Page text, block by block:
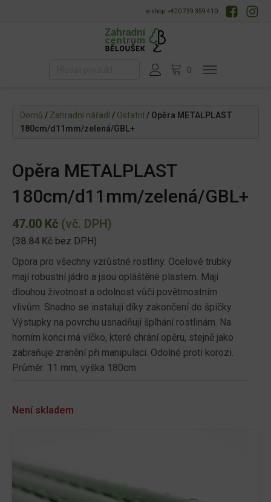
e-shop: +420 739 359 410
Domů / Zahradní nářadí/ Ostatní/ Opěra METALPLAST
180cm/d11mm/zelená/GBL+
Opěra METALPLAST
180cm/d11mm/zelená/GBL+
47.00 Kč (vč. DPH)
(38.84 Kč bez DPH)
Opora pro všechny vzrůstné rostliny. Ocelové trubky
mají robustní jádro a jsou opláštěné plastem. Mají
dlouhou životnost a odolnost vůči povětrnostním
vlivům. Snadno se instalují díky zakončení do špičky.
Výstupky na povrchu usnadňují šplhání rostlinám. Na
horním konci má víčko, které chrání opěru, stejně jako
zabraňuje zranění při manipulaci. Odolné proti korozi.
Průměr: 11 mm, výška 180cm.
Není skladem